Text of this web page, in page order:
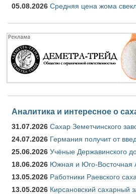
05.08.2026 Средняя цена жома
Аналитика и интересное о
31.07.2026 Сахар Земетчинского
24.07.2026 Германия получит от
25.06.2026 Учёные Державинского
18.06.2026 Южная и Юго-Восточная
13.05.2026 Работники Раевского
13.05.2026 Кирсановский сахарный